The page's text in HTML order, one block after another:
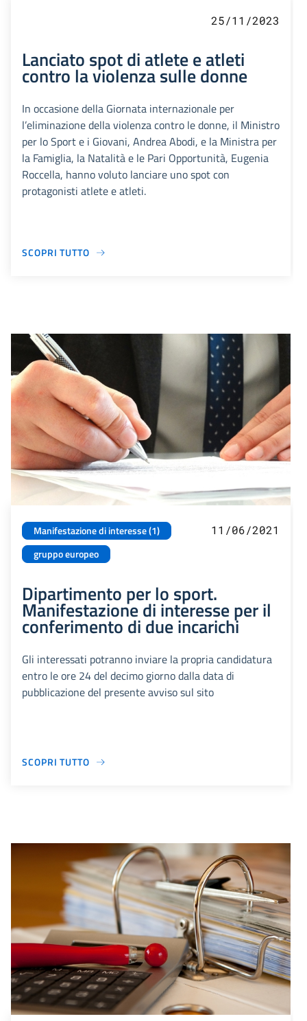
25/11/2023
Lanciato spot di atlete e atleti
contro la violenza sulle donne
In occasione della Giornata internazionale per
l’eliminazione della violenza contro le donne, il Ministro
per lo Sport e i Giovani, Andrea Abodi, e la Ministra per
la Famiglia, la Natalità e le Pari Opportunità, Eugenia
Roccella, hanno voluto lanciare uno spot con
protagonisti atlete e atleti.
SCOPRI TUTTO
Manifestazione di interesse (1)
gruppo europeo
11/06/2021
Dipartimento per lo sport.
Manifestazione di interesse per il
conferimento di due incarichi
Gli interessati potranno inviare la propria candidatura
entro le ore 24 del decimo giorno dalla data di
pubblicazione del presente avviso sul sito
SCOPRI TUTTO